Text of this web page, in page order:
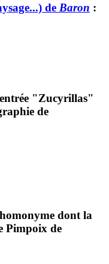
de Baron :
"Zucyrillas"
de
dont la
Pimpoix de